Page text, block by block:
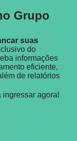
Grupo
suas
do
informações
eficiente,
de relatórios
agora!